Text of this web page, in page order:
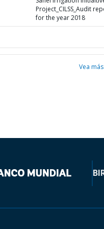
Project_CILSS_Audit
for the year 2018
Vea más